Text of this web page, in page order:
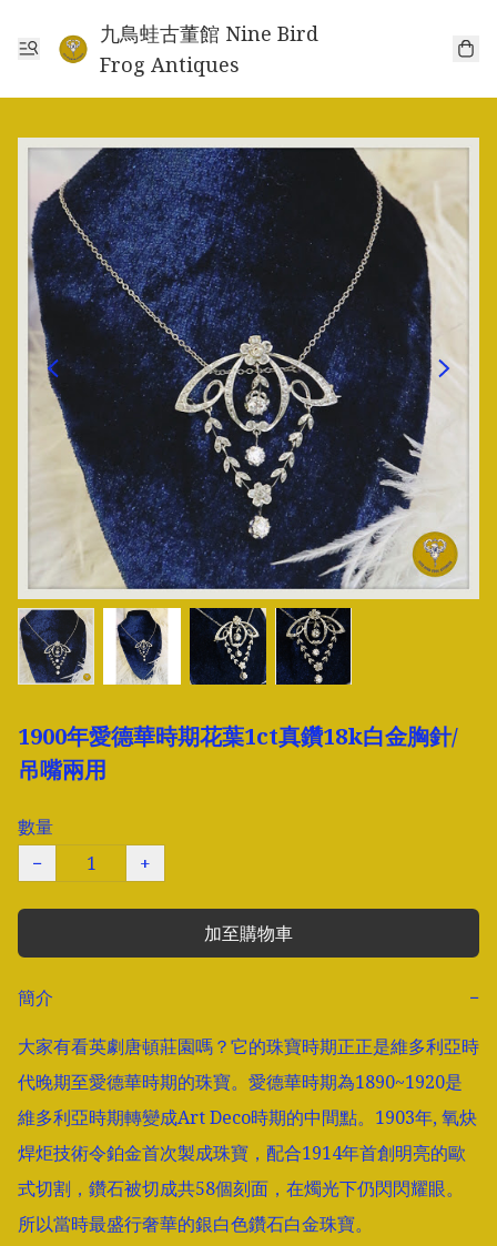
九鳥蛙古董館 Nine Bird
Frog Antiques
1900年愛德華時期花葉1ct真鑽18k白金胸針/
吊嘴兩用
數量
−
+
加至購物車
簡介
−
大家有看英劇唐頓莊園嗎？它的珠寶時期正正是維多利亞時
代晚期至愛德華時期的珠寶。愛德華時期為1890~1920是
維多利亞時期轉變成Art Deco時期的中間點。1903年, 氧炔
焊炬技術令鉑金首次製成珠寶，配合1914年首創明亮的歐
式切割，鑽石被切成共58個刻面，在燭光下仍閃閃耀眼。
所以當時最盛行奢華的銀白色鑽石白金珠寶。